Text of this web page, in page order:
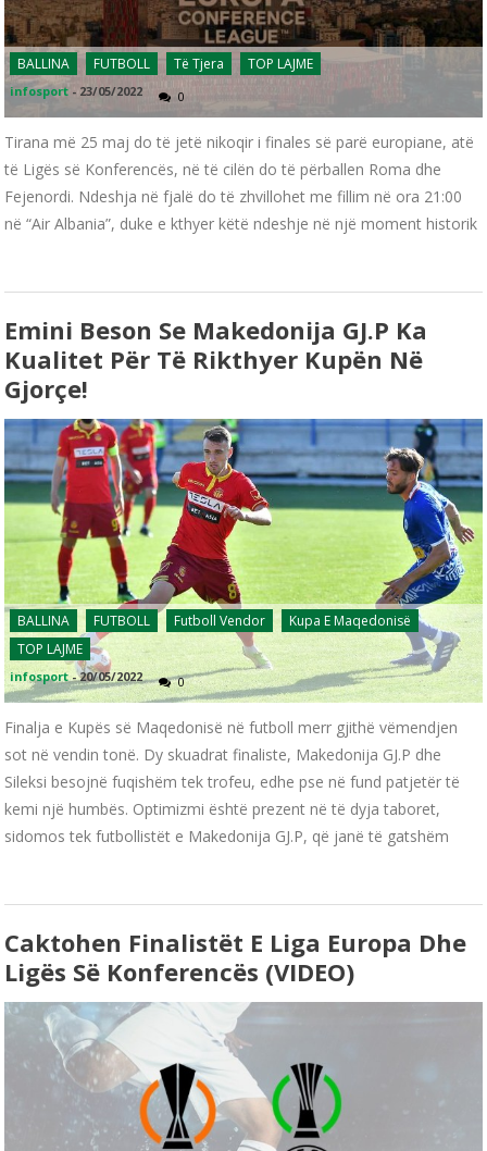
BALLINA FUTBOLL Të Tjera TOP LAJME
infosport - 23/05/2022 0
Tirana më 25 maj do të jetë nikoqir i finales së parë europiane, atë
të Ligës së Konferencës, në të cilën do të përballen Roma dhe
Fejenordi. Ndeshja në fjalë do të zhvillohet me fillim në ora 21:00
në “Air Albania”, duke e kthyer këtë ndeshje në një moment historik
Emini Beson Se Makedonija GJ.P Ka
Kualitet Për Të Rikthyer Kupën Në
Gjorçe!
BALLINA FUTBOLL Futboll Vendor
Kupa E Maqedonisë
TOP LAJME
infosport -20/05/2022 0
Finalja e Kupës së Maqedonisë në futboll merr gjithë vëmendjen
sot në vendin tonë. Dy skuadrat finaliste, Makedonija GJ.P dhe
Sileksi besojnë fuqishëm tek trofeu, edhe pse në fund patjetër të
kemi një humbës. Optimizmi është prezent në të dyja taboret,
sidomos tek futbollistët e Makedonija GJ.P, që janë të gatshëm
Caktohen Finalistët E Liga Europa Dhe
Ligës Së Konferencës (VIDEO)